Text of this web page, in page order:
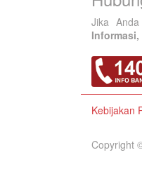
Jika
Informasi,
Kebijakan
Copyright